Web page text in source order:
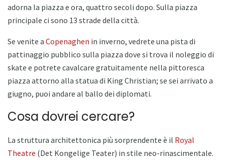
adorna la piazza e ora, quattro secoli dopo. Sulla piazza
principale ci sono 13 strade della città.
Se venite a Copenaghen in inverno, vedrete una pista di
pattinaggio pubblico sulla piazza dove si trova il noleggio di
skate e potrete cavalcare gratuitamente nella pittoresca
piazza attorno alla statua di King Christian; se sei arrivato a
giugno, puoi andare al ballo dei diplomati.
Cosa dovrei cercare?
La struttura architettonica più sorprendente è il Royal
Theatre (Det Kongelige Teater) in stile neo-rinascimentale.